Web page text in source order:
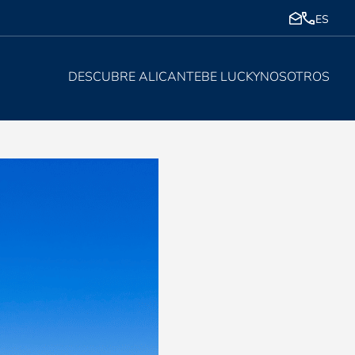
ES
DESCUBRE ALICANTEBE LUCKYNOSOTROS